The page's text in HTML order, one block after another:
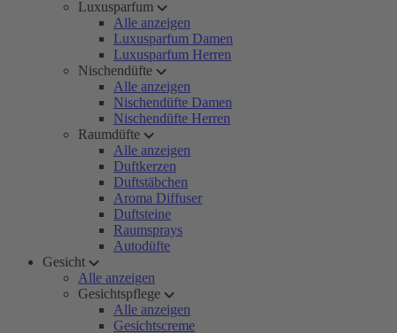
Luxusparfum
Alle anzeigen
Luxusparfum Damen
Luxusparfum Herren
Nischendüfte
Alle anzeigen
Nischendüfte Damen
Nischendüfte Herren
Raumdüfte
Alle anzeigen
Duftkerzen
Duftstäbchen
Aroma Diffuser
Duftsteine
Raumsprays
Autodüfte
Gesicht
Alle anzeigen
Gesichtspflege
Alle anzeigen
Gesichtscreme